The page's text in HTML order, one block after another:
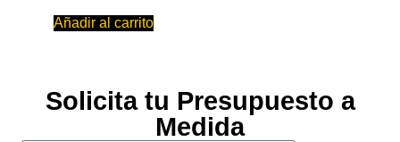
Añadir al carrito
Solicita tu Presupuesto a
Medida